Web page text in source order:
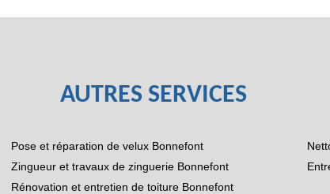
AUTRES SERVICES
Pose et réparation de velux Bonnefont
Zingueur et travaux de zinguerie Bonnefont
Rénovation et entretien de toiture Bonnefont